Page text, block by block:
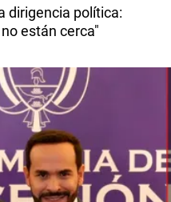
dirigencia política:
están cerca"